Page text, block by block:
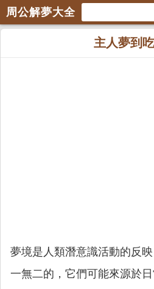
周公解夢大全
主人夢到
夢境是人類潛意識活動的反
一無二的，它們可能來源於日